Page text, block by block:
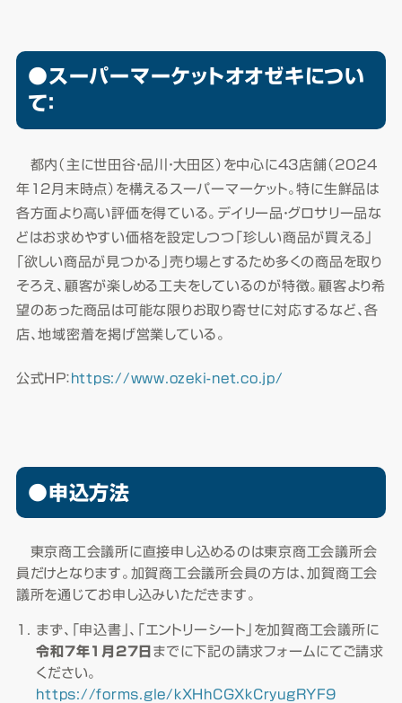
●スーパーマーケットオオゼキについ
て：
都内（主に世田谷・品川・大田区）を中心に43店舗（2024
年12月末時点）を構えるスーパーマーケット。特に生鮮品は
各方面より高い評価を得ている。デイリー品・グロサリー品な
どはお求めやすい価格を設定しつつ「珍しい商品が買える」
「欲しい商品が見つかる」売り場とするため多くの商品を取り
そろえ、顧客が楽しめる工夫をしているのが特徴。顧客より希
望のあった商品は可能な限りお取り寄せに対応するなど、各
店、地域密着を掲げ営業している。
公式HP： https://www.ozeki-net.co.jp/
●申込方法
東京商工会議所に直接申し込めるのは東京商工会議所会
員だけとなります。加賀商工会議所会員の方は、加賀商工会
議所を通じてお申し込みいただきます。
まず、「申込書」、「エントリーシート」を加賀商工会議所に
令和7年1月27日 までに下記の請求フォームにてご請求
ください。
https://forms.gle/kXHhCGXkCryugRYF9